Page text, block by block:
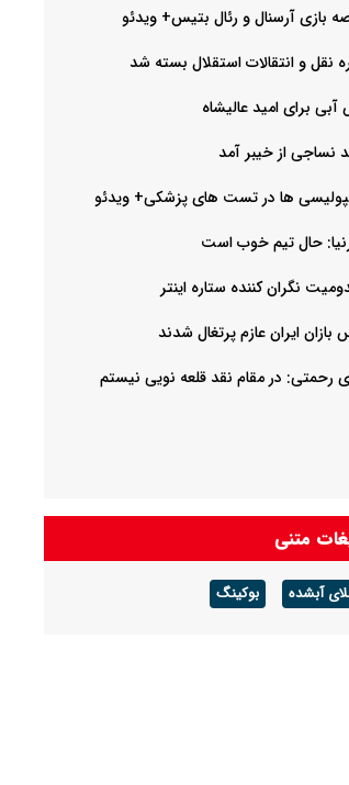
بازی آرسنال و رئال بتیس+ ویدئو
نقل و انتقالات استقلال بسته شد
آبی برای امید عالیشاه
نساجی از خیبر آمد
ها در تست های پزشکی+ ویدئو
حال تیم خوب است
نگران کننده ستاره اینتر
بازان ایران عازم پرتغال شدند
رحمتی: در مقام نقد قلعه نویی نیستم
متنی
آبشده بوکینگ